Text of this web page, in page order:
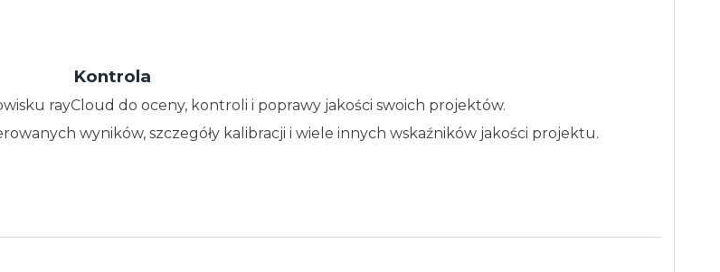
Kontrola
rayCloud do oceny, kontroli i poprawy jakości swoich projektów.
wyników, szczegóły kalibracji i wiele innych wskaźników jakości projektu.